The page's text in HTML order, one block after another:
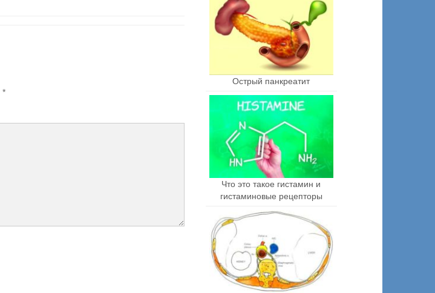
*
Острый панкреатит
Что это такое гистамин и
гистаминовые рецепторы